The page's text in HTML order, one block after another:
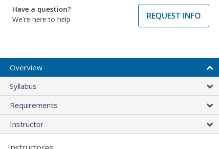
Have a question?
We're here to help
REQUEST INFO
Overview
Syllabus
Requirements
Instructor